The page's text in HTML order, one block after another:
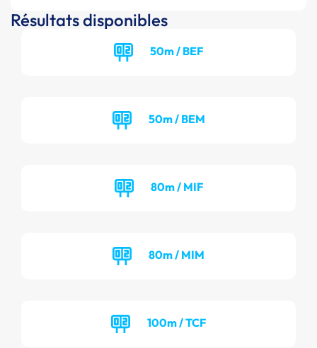
Résultats disponibles
50m / BEF
50m / BEM
80m / MIF
80m / MIM
100m / TCF